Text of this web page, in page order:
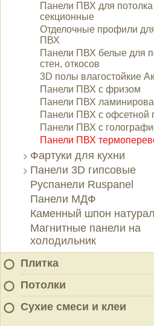
Панели ПВХ для потолка
секционные
Отделочные профили
ПВХ
Панели ПВХ белые для
стен, откосов
3D полы влагостойкие
Панели ПВХ с фризом
Панели ПВХ
Панели ПВХ с офсетной
Панели ПВХ с
Панели ПВХ
Фартуки для кухни
Панели 3D гипсовые
Руспанели Ruspanel
Панели МДФ
Каменный шпон
Магнитные панели на
холодильник
Плитка
Потолки
Сухие смеси и клеи